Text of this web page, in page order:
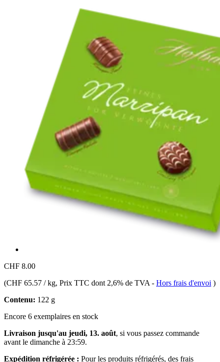
CHF 8.00
(CHF 65.57 / kg, Prix TTC dont 2,6% de TVA - Hors frais d'envoi )
Contenu: 122 g
Encore 6 exemplaires en stock
Livraison jusqu'au jeudi, 13. août, si vous passez commande
avant le dimanche à 23:59.
Expédition réfrigérée : Pour les produits réfrigérés, des frais